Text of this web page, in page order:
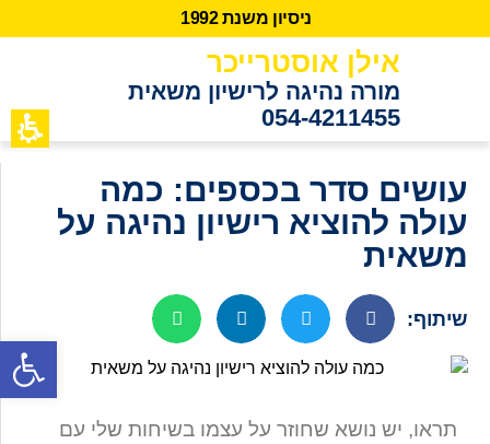
ניסיון משנת 2
9
9
1
אילן אוסטרייכר
מורה נהיגה לרישיון משאית
054-4211455
עושים סדר בכספים: כמה
עולה להוציא רישיון נהיגה על
משאית
שיתוף:
תראו, יש נושא שחוזר על עצמו בשיחות שלי עם
פתח סרגל נגישות